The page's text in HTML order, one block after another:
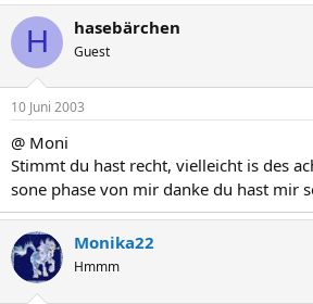
H hasebärchen
Guest
10 Juni 2003
@ Moni
Stimmt du hast recht, vielleicht is des
sone phase von mir danke du hast mir
Monika22
Hmmm